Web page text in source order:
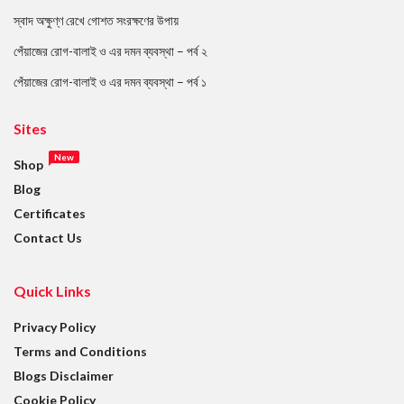
স্বাদ অক্ষুণ্ণ রেখে গোশত সংরক্ষণের উপায়
পেঁয়াজের রোগ-বালাই ও এর দমন ব্যবস্থা – পর্ব ২
পেঁয়াজের রোগ-বালাই ও এর দমন ব্যবস্থা – পর্ব ১
Sites
Shop New
Blog
Certificates
Contact Us
Quick Links
Privacy Policy
Terms and Conditions
Blogs Disclaimer
Cookie Policy